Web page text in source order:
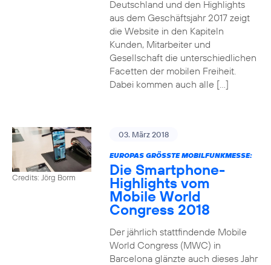
Deutschland und den Highlights
aus dem Geschäftsjahr 2017 zeigt
die Website in den Kapiteln
Kunden, Mitarbeiter und
Gesellschaft die unterschiedlichen
Facetten der mobilen Freiheit.
Dabei kommen auch alle […]
Credits: Jörg Borm
03. März 2018
EUROPAS GRÖSSTE MOBILFUNKMESSE:
Die Smartphone-
Highlights vom
Mobile World
Congress 2018
Der jährlich stattfindende Mobile
World Congress (MWC) in
Barcelona glänzte auch dieses Jahr